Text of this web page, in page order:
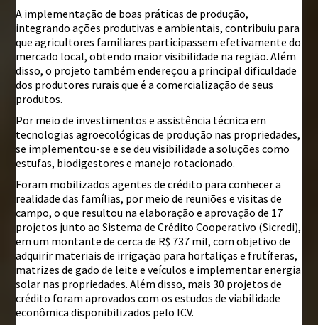
A implementação de boas práticas de produção,
integrando ações produtivas e ambientais, contribuiu para
que agricultores familiares participassem efetivamente do
mercado local, obtendo maior visibilidade na região. Além
disso, o projeto também endereçou a principal dificuldade
dos produtores rurais que é a comercialização de seus
produtos.
Por meio de investimentos e assistência técnica em
tecnologias agroecológicas de produção nas propriedades,
se implementou-se e se deu visibilidade a soluções como
estufas, biodigestores e manejo rotacionado.
Foram mobilizados agentes de crédito para conhecer a
realidade das famílias, por meio de reuniões e visitas de
campo, o que resultou na elaboração e aprovação de 17
projetos junto ao Sistema de Crédito Cooperativo (Sicredi),
em um montante de cerca de R$ 737 mil, com objetivo de
adquirir materiais de irrigação para hortaliças e frutíferas,
matrizes de gado de leite e veículos e implementar energia
solar nas propriedades. Além disso, mais 30 projetos de
crédito foram aprovados com os estudos de viabilidade
econômica disponibilizados pelo ICV.